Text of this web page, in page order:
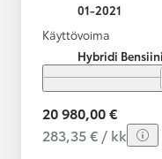
01-2021
Käyttövoima
Hybridi Bensiini
20 980,00 €
283,35 € / kk